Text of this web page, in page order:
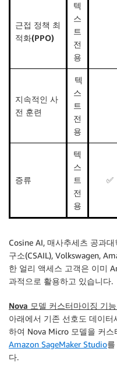
근접 정책 최
적화(PPO)
텍
스
트
전
용
지속적인 사
전 훈련
텍
스
트
전
용
증류
텍
스
트
전
용
✅
Cosine AI, 매사추세츠 공과
구소(CSAIL), Volkswagen,
한 얼리 액세스 고객은 이미
과적으로 활용하고 있습니다.
Nova 모델 커스터마이징 기
아래에서 기존 선호도 데이
하여 Nova Micro 모델을 커
Amazon SageMaker Studio
다.